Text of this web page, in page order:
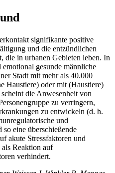
signifikante positive
und die entzündlichen
die in urbanen Gebieten leben. In
gesunde männliche
Stadt mit mehr als 40.000
Haustiere) oder mit (Haustiere)
scheint die Anwesenheit von
zu verringern,
zu entwickeln (d. h.
und
eine überschießende
akute Stressfaktoren und
Reaktion auf
verhindert.